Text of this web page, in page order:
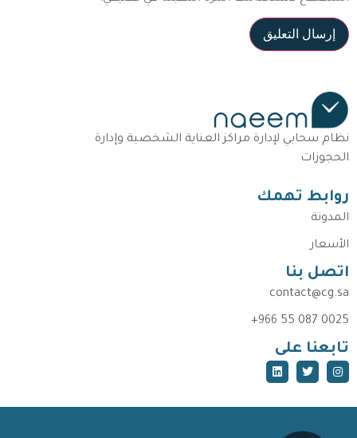
نظام سحابي لإدارة مراكز العناية الشخصية وإدارة
الحجوزات
روابط تهمك
المدونة
الأسعار
اتصل بنا
contact@cg.sa
+966 55 087 0025
تابعنا على